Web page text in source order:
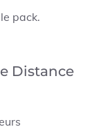
pack.
Distance